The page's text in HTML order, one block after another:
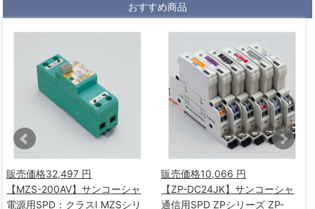
おすすめ商品
販売価格32,497 円
【MZS-200AV】サンコーシャ
電源用SPD：クラスⅠ MZSシリ
販売価格10,066 円
【ZP-DC24JK】サンコーシャ
通信用SPD ZPシリーズ ZP-